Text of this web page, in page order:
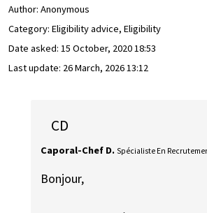
Author: Anonymous
Category: Eligibility advice, Eligibility
Date asked: 15 October, 2020 18:53
Last update: 26 March, 2026 13:12
CD
Caporal-Chef D. Spécialiste En
Bonjour,